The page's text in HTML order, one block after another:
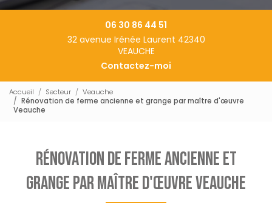
06 30 86 44 51
32 avenue Irénée Laurent 42340
VEAUCHE
Contactez-moi
Accueil Secteur
Veauche
Rénovation de ferme ancienne et grange par maître d'œuvre
Veauche
Rénovation de ferme ancienne et
grange par maître d'œuvre Veauche